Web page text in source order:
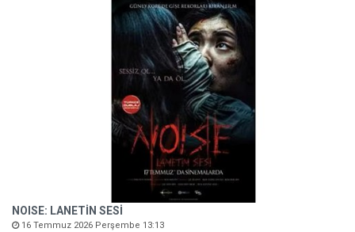
NOISE: LANETİN SESİ
16 Temmuz 2026 Perşembe 13:13